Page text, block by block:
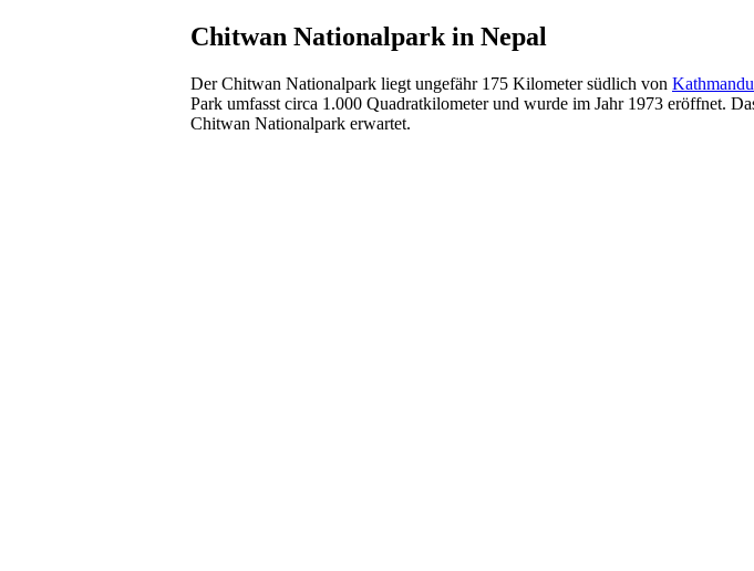
Chitwan Nationalpark in Nepal
Der Chitwan Nationalpark liegt ungefähr 175 Kilometer südlich von Kathmandu
Park umfasst circa 1.000 Quadratkilometer und wurde im Jahr 1973 eröffnet.
Chitwan Nationalpark erwartet.